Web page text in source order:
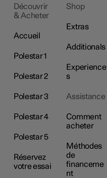
Découvrir
& Acheter
Accueil
Polestar 1
Polestar 2
Polestar 3
Polestar 4
Polestar 5
Réservez
votre essai
Shop
Extras
Additionals
Experience
s
Assistance
Comment
acheter
Méthodes
de
financeme
nt